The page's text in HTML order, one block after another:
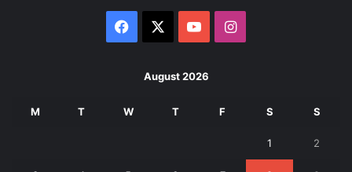
Facebook YouTubeInstagram
August 2026
M T W T F S S
1 2